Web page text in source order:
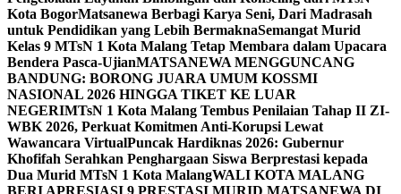
Kota BogorMatsanewa Berbagi Karya Seni, Dari Madrasah
untuk Pendidikan yang Lebih BermaknaSemangat Murid
Kelas 9 MTsN 1 Kota Malang Tetap Membara dalam Upacara
Bendera Pasca-UjianMATSANEWA MENGGUNCANG
BANDUNG: BORONG JUARA UMUM KOSSMI
NASIONAL 2026 HINGGA TIKET KE LUAR
NEGERIMTsN 1 Kota Malang Tembus Penilaian Tahap II ZI-
WBK 2026, Perkuat Komitmen Anti-Korupsi Lewat
Wawancara VirtualPuncak Hardiknas 2026: Gubernur
Khofifah Serahkan Penghargaan Siswa Berprestasi kepada
Dua Murid MTsN 1 Kota MalangWALI KOTA MALANG
BERI APRESIASI 9 PRESTASI MURID MATSANEWA DI